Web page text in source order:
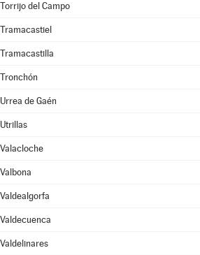
Torrijo del Campo
Tramacastiel
Tramacastilla
Tronchón
Urrea de Gaén
Utrillas
Valacloche
Valbona
Valdealgorfa
Valdecuenca
Valdelinares